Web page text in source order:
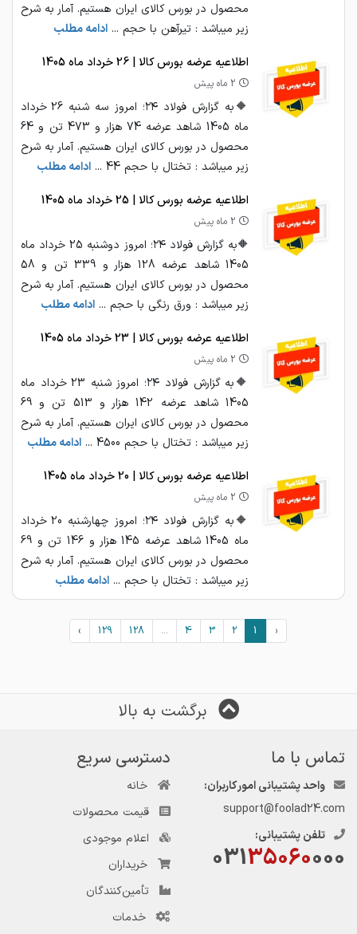
محصول در بورس کالای ایران هستیم. آمار به شرح
زیر میباشد : تیرآهن با حجم ... ادامه مطلب
اطلاعیه عرضه بورس کالا | 26 خرداد ماه 1405
2 ماه پیش
🔶به گزارش فولاد ۲۴؛ امروز سه شنبه 26 خرداد
ماه 1405 شاهد عرضه 74 هزار و 473 تن و 64
محصول در بورس کالای ایران هستیم. آمار به شرح
زیر میباشد : تختال با حجم 44 ...
ادامه مطلب
اطلاعیه عرضه بورس کالا | 25 خرداد ماه 1405
2 ماه پیش
🔶به گزارش فولاد ۲۴؛ امروز دوشنبه 25 خرداد ماه
1405 شاهد عرضه 128 هزار و 339 تن و 58
محصول در بورس کالای ایران هستیم. آمار به شرح
زیر میباشد : ورق رنگی با حجم ... ادامه مطلب
اطلاعیه عرضه بورس کالا | 23 خرداد ماه 1405
2 ماه پیش
🔶به گزارش فولاد ۲۴؛ امروز شنبه 23 خرداد ماه
1405 شاهد عرضه 142 هزار و 513 تن و 69
محصول در بورس کالای ایران هستیم. آمار به شرح
زیر میباشد : تختال با حجم 4500 ...
ادامه مطلب
اطلاعیه عرضه بورس کالا | 20 خرداد ماه 1405
2 ماه پیش
🔶به گزارش فولاد ۲۴؛ امروز چهارشنبه 20 خرداد
ماه 1405 شاهد عرضه 145 هزار و 146 تن و 69
محصول در بورس کالای ایران هستیم. آمار به شرح
زیر میباشد : تختال با حجم ... ادامه مطلب
‹
1
2
3
4
...
128
129
›
برگشت به بالا
تماس با ما
واحد پشتیبانی امور کاربران:
support@foolad24.com
تلفن پشتیبانی:
03135060000
دسترسی سریع
خانه
قیمت محصولات
اعلام موجودی
خریداران
تأمین‌کنندگان
خدمات